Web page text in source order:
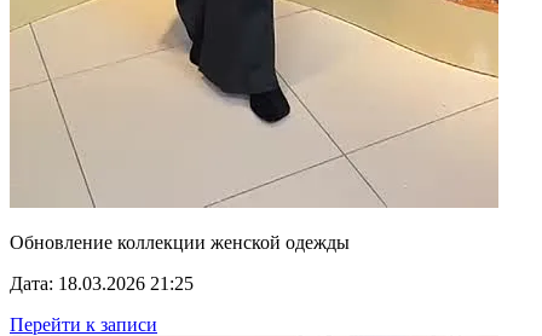
Обновление коллекции женской одежды
Дата: 18.03.2026 21:25
Перейти к записи